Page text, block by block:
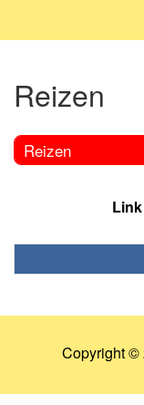
Reizen
Reizen
Copyright ©